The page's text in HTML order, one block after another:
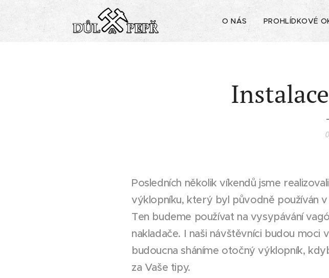
O NÁS PROHLÍDKOVÉ
Posledních několik víkendů jsme
výklopníku, který byl původně používán
Ten budeme používat na vysypávání
nakladače. I naši návštěvníci budou
budoucna sháníme otočný výklopník,
za Vaše tipy.